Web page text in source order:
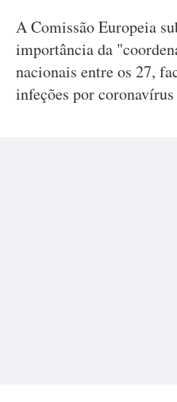
A Comissão Europeia
importância da
nacionais entre os 27,
infeções por